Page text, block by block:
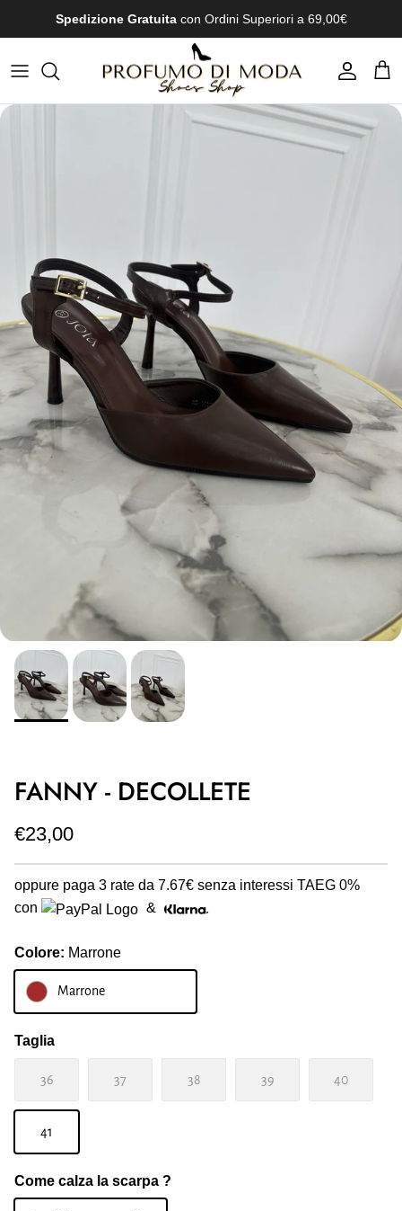
Spedizione Gratuita con Ordini Superiori a 69,00€
Account
FANNY - DECOLLETE
€23,00
oppure paga 3 rate da 7.67€ senza interessi TAEG 0%
con
&
Colore: Marrone
Marrone
Taglia
36 37 38 39 40
41
Come calza la scarpa ?